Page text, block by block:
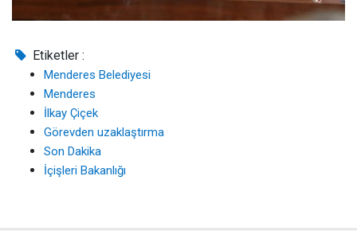
Etiketler :
Menderes Belediyesi
Menderes
İlkay Çiçek
Görevden uzaklaştırma
Son Dakika
İçişleri Bakanlığı